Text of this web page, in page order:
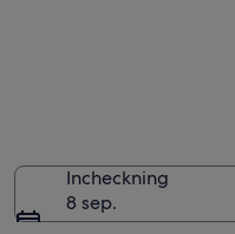
Incheckning
8 sep.